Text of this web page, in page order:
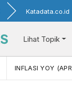
Katadata.co.id
Lihat Topik
INFLASI YOY